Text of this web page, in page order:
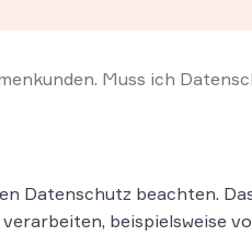
Muss ich
Datenschutz beachten.
beispielsweise